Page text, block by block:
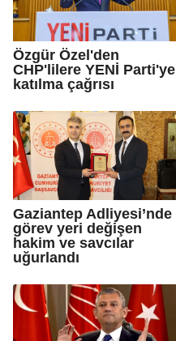
Özgür Özel'den
CHP'lilere YENİ Parti'ye
katılma çağrısı
Gaziantep Adliyesi’nde
görev yeri değişen
hakim ve savcılar
uğurlandı